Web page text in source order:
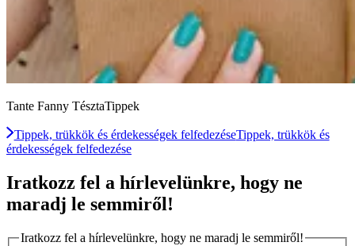
Tante Fanny TésztaTippek
Tippek, trükkök és érdekességek felfedezéseTippek, trükkök és
érdekességek felfedezése
Iratkozz fel a hírlevelünkre, hogy ne
maradj le semmiről!
Iratkozz fel a hírlevelünkre, hogy ne maradj le semmiről!